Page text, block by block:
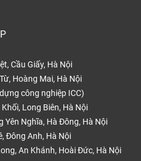
Cầu Giấy, Hà Nội
Hoàng Mai, Hà Nội
công nghiệp ICC)
Long Biên, Hà Nội
Yên Nghĩa, Hà Đông, Hà Nội
Đông Anh, Hà Nội
An Khánh, Hoài Đức, Hà Nội